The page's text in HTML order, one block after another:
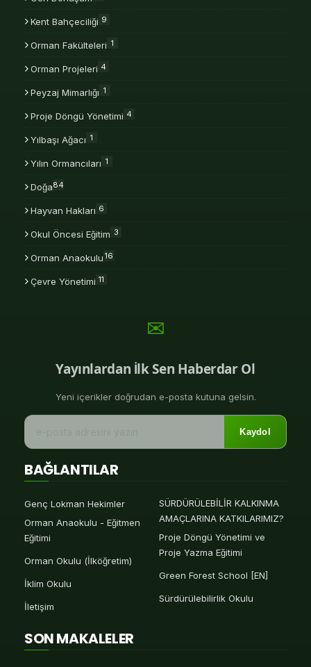
Kent Bahçeciliği 9
Orman Fakülteleri 1
Orman Projeleri 4
Peyzaj Mimarlığı 1
Proje Döngü Yönetimi 4
Yılbaşı Ağacı 1
Yılın Ormancıları 1
Doğa84
Hayvan Hakları 6
Okul Öncesi Eğitim 3
Orman Anaokulu 16
Çevre Yönetimi 11
✉
Yayınlardan İlk Sen Haberdar Ol
Yeni içerikler doğrudan e-posta kutuna gelsin.
Kaydol
BAĞLANTILAR
Genç Lokman Hekimler
SÜRDÜRÜLEBİLİR KALKINMA
AMAÇLARINA KATKILARIMIZ?
Orman Anaokulu - Eğitmen
Eğitimi
Proje Döngü Yönetimi ve
Proje Yazma Eğitimi
Orman Okulu (İlköğretim)
Green Forest School [EN]
İklim Okulu
Sürdürülebilirlik Okulu
İletişim
SON MAKALELER